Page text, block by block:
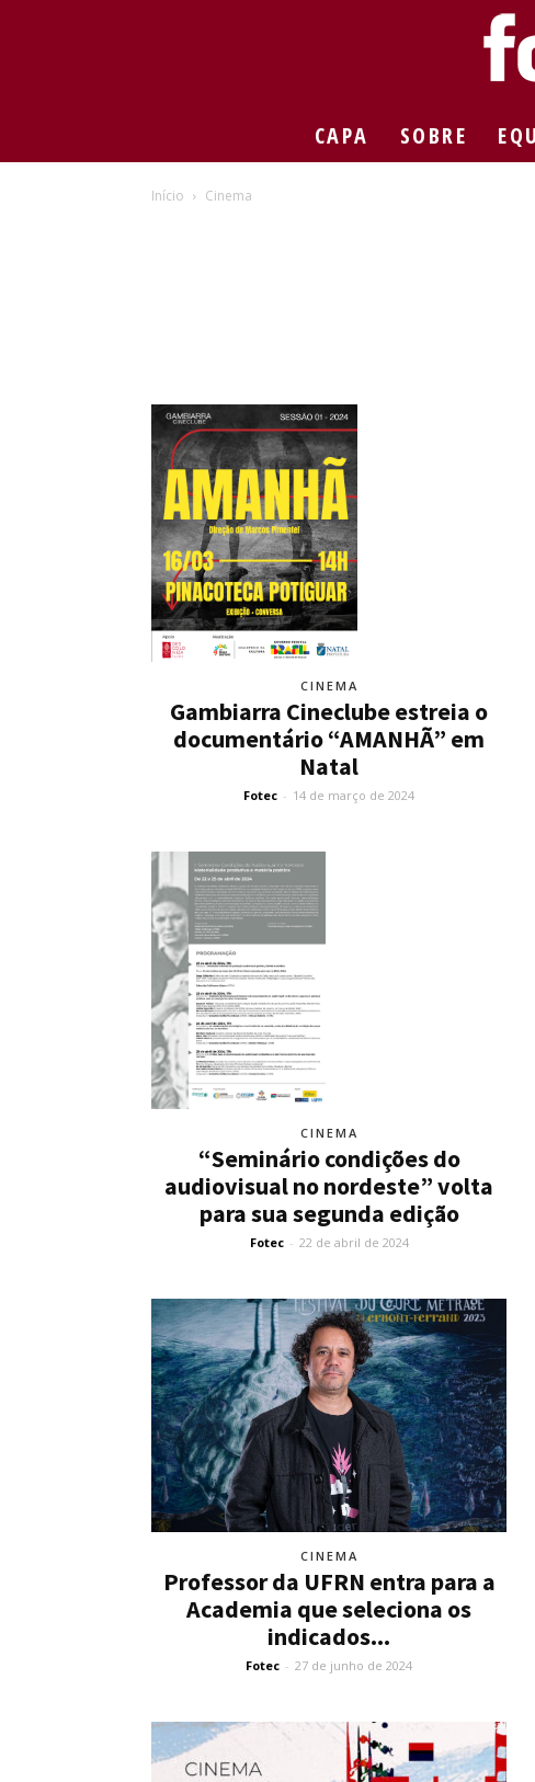
CAPA SOBRE
Início Cinema
CINEMA
Gambiarra Cineclube estreia o
documentário “AMANHÃ” em
Natal
Fotec - 14 de março de 2024
CINEMA
“Seminário condições do
audiovisual no nordeste” volta
para sua segunda edição
Fotec - 22 de abril de 2024
CINEMA
Professor da UFRN entra para a
Academia que seleciona os
indicados...
Fotec - 27 de junho de 2024